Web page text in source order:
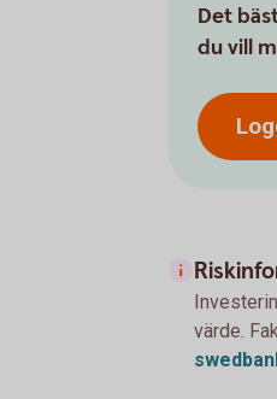
Det
du vill
värde.